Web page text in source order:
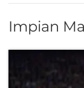
Impian